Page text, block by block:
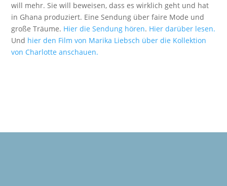
will mehr. Sie will beweisen, dass es wirklich geht und hat
in Ghana produziert. Eine Sendung über faire Mode und
große Träume. Hier die Sendung hören. Hier darüber lesen.
Und hier den Film von Marika Liebsch über die Kollektion
von Charlotte anschauen.